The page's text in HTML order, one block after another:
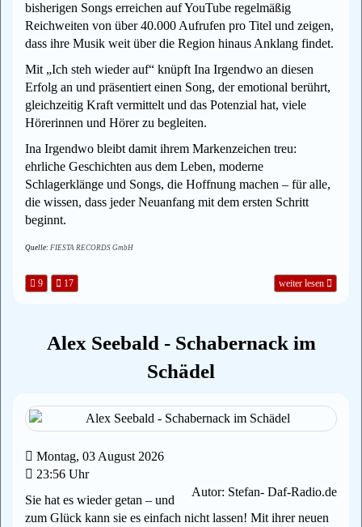
bisherigen Songs erreichen auf YouTube regelmäßig
Reichweiten von über 40.000 Aufrufen pro Titel und zeigen,
dass ihre Musik weit über die Region hinaus Anklang findet.
Mit „Ich steh wieder auf“ knüpft Ina Irgendwo an diesen
Erfolg an und präsentiert einen Song, der emotional berührt,
gleichzeitig Kraft vermittelt und das Potenzial hat, viele
Hörerinnen und Hörer zu begleiten.
Ina Irgendwo bleibt damit ihrem Markenzeichen treu:
ehrliche Geschichten aus dem Leben, moderne
Schlagerklänge und Songs, die Hoffnung machen – für alle,
die wissen, dass jeder Neuanfang mit dem ersten Schritt
beginnt.
Quelle: FIESTA RECORDS GmbH
9 17 weiter lesen
Alex Seebald - Schabernack im
Schädel
Montag, 03 August 2026
23:56 Uhr
Autor: Stefan- Daf-Radio.de
Sie hat es wieder getan – und
zum Glück kann sie es einfach nicht lassen! Mit ihrer neuen